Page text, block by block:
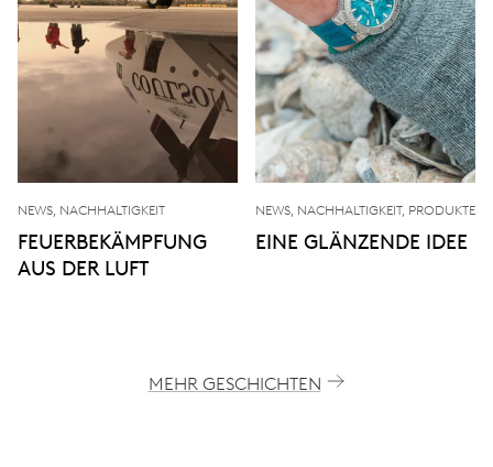
NEWS, NACHHALTIGKEIT
FEUERBEKÄMPFUNG
AUS DER LUFT
NEWS, NACHHALTIGKEIT, PRODUKTE
EINE GLÄNZENDE IDEE
MEHR GESCHICHTEN